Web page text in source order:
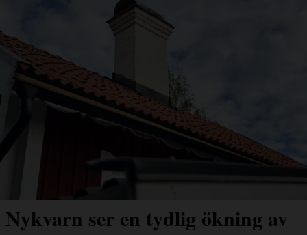
Nykvarn ser en tydlig ökning av